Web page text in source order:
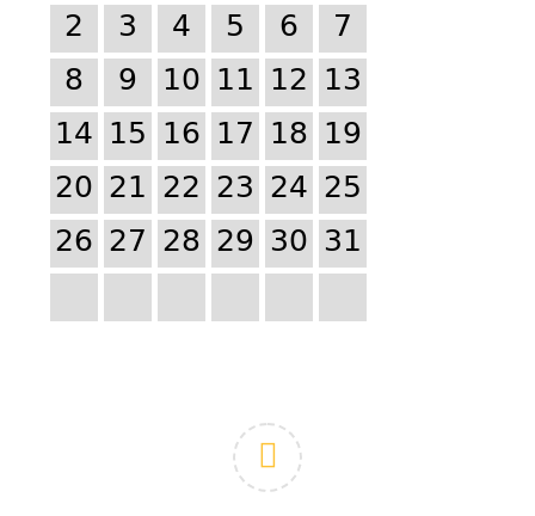
2
3 4 5 6
7
8
9 10 11 12 13
14 15 16 17 18 19
20 21 22 23 24 25
26 27 28 29 30 31